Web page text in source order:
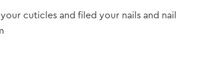
cuticles and filed your nails and nail